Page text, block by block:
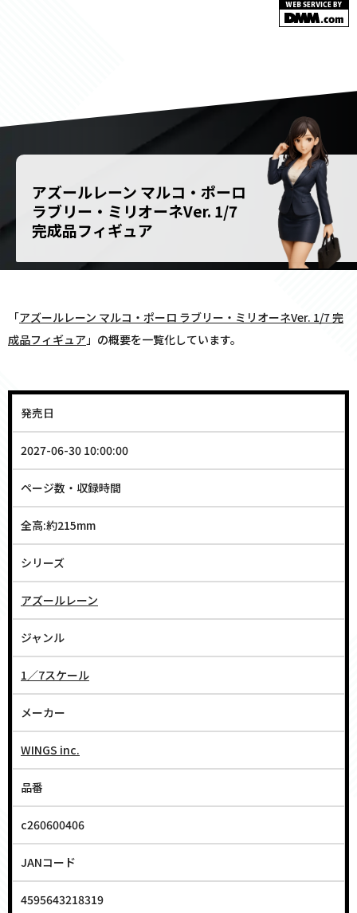
アズールレーン マルコ・ポーロ
ラブリー・ミリオーネVer. 1/7
完成品フィギュア
「アズールレーン マルコ・ポーロ ラブリー・ミリオーネVer. 1/7 完
成品フィギュア」の概要を一覧化しています。
発売日
2027-06-30 10:00:00
ページ数・収録時間
全高:約215mm
シリーズ
アズールレーン
ジャンル
1／7スケール
メーカー
WINGS inc.
品番
c260600406
JANコード
4595643218319